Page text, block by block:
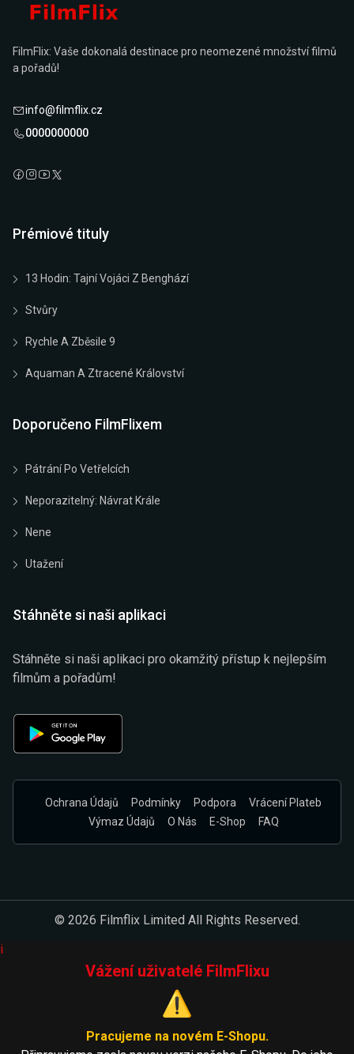
FilmFlix: Vaše dokonalá destinace pro neomezené množství filmů
a pořadů!
info@filmflix.cz
0000000000
Prémiové tituly
13 Hodin: Tajní Vojáci Z Benghází
Stvůry
Rychle A Zběsile 9
Aquaman A Ztracené Království
Doporučeno FilmFlixem
Pátrání Po Vetřelcích
Neporazitelný: Návrat Krále
Nene
Utažení
Stáhněte si naši aplikaci
Stáhněte si naši aplikaci pro okamžitý přístup k nejlepším
filmům a pořadům!
Ochrana Údajů Podmínky Podpora
Vrácení Plateb
Výmaz Údajů
O Nás E-Shop FAQ
© 2026 Filmflix Limited All Rights Reserved.
i
Vážení uživatelé FilmFlixu
⚠️
Pracujeme na novém E-Shopu.